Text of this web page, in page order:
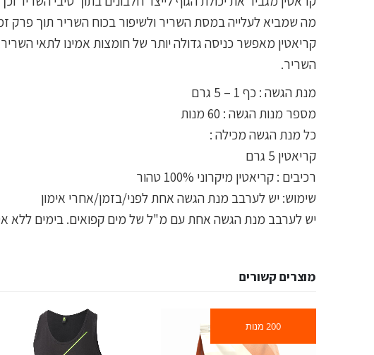
מה שמביא לעלייה במסת השריר ולשיפור בכוח השריר תוך פרק
קריאטין מאפשר כניסה גדולה יותר של חומצות אמינו לתאי
השריר.
מנת הגשה : כף 1 – 5 גרם
מספר מנות הגשה : 60 מנות
כל מנת הגשה מכילה :
קריאטין 5 גרם
רכיבים : קריאטין מיקרוני 100% טהור
שימוש: יש לערבב מנת הגשה אחת לפני/בזמן/אחרי אימון
יש לערבב מנת הגשה אחת עם מ"ל של מים קפואים. בימים ללא
מוצרים קשורים
200 מנות